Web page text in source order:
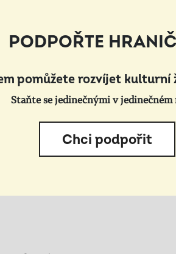
PODPOŘTE
pomůžete rozvíjet kulturní
Staňte se jedinečnými v jedinečném
Chci podpořit